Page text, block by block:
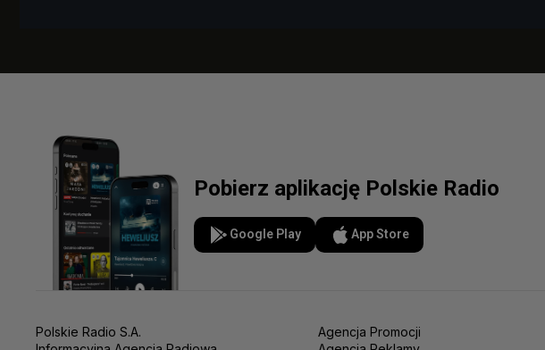
Pobierz aplikację Polskie Radio
Google Play App Store
Polskie Radio S.A.
Agencja Promocji